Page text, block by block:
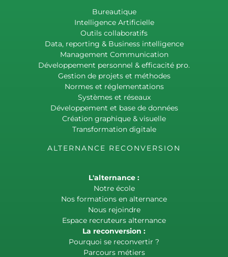
Bureautique
Intelligence Artificielle
Outils collaboratifs
Data, reporting & Business intelligence
Management Communication
Développement personnel & efficacité pro.
Gestion de projets et méthodes
Normes et réglementations
Systèmes et réseaux
Développement et base de données
Création graphique & visuelle
Transformation digitale
ALTERNANCE RECONVERSION
L'alternance :
Notre école
Nos formations en alternance
Nous rejoindre
Espace recruteurs alternance
La reconversion :
Pourquoi se reconvertir ?
Parcours métiers